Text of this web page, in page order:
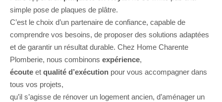
simple pose de plaques de plâtre.
C’est le choix d’un partenaire de confiance, capable de
comprendre vos besoins, de proposer des solutions adaptées
et de garantir un résultat durable. Chez Home Charente
Plomberie, nous combinons expérience,
écoute et qualité d’exécution pour vous accompagner dans
tous vos projets,
qu’il s’agisse de rénover un logement ancien, d’aménager un